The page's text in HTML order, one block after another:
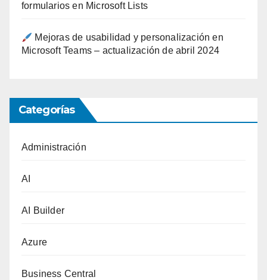
formularios en Microsoft Lists
Mejoras de usabilidad y personalización en
Microsoft Teams – actualización de abril 2024
Categorías
Administración
AI
AI Builder
Azure
Business Central